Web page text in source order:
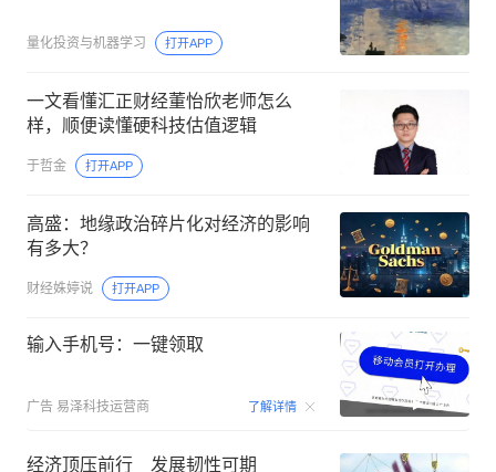
量化投资与机器学习 打开APP
一文看懂汇正财经董怡欣老师怎么
样，顺便读懂硬科技估值逻辑
于哲金 打开APP
高盛：地缘政治碎片化对经济的影响
有多大？
财经姝婷说 打开APP
输入手机号：一键领取
广告 易泽科技运营商 了解详情 00:15
经济顶压前行 发展韧性可期